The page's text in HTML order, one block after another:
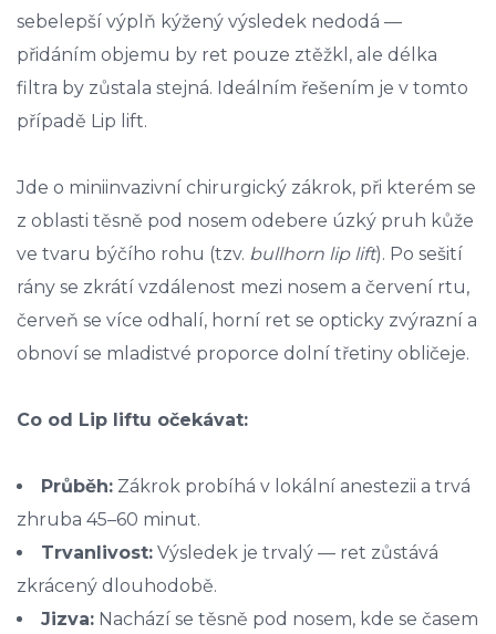
sebelepší výplň kýžený výsledek nedodá —
přidáním objemu by ret pouze ztěžkl, ale délka
filtra by zůstala stejná. Ideálním řešením je v tomto
případě Lip lift.
Jde o miniinvazivní chirurgický zákrok, při kterém se
z oblasti těsně pod nosem odebere úzký pruh kůže
ve tvaru býčího rohu (tzv. bullhorn lip lift). Po sešití
rány se zkrátí vzdálenost mezi nosem a červení rtu,
červeň se více odhalí, horní ret se opticky zvýrazní a
obnoví se mladistvé proporce dolní třetiny obličeje.
Co od Lip liftu očekávat:
Průběh: Zákrok probíhá v lokální anestezii a trvá
zhruba 45–60 minut.
Trvanlivost: Výsledek je trvalý — ret zůstává
zkrácený dlouhodobě.
Jizva: Nachází se těsně pod nosem, kde se časem